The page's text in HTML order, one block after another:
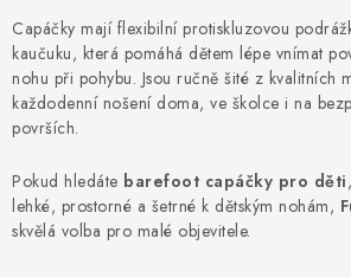
ZNAČKY
Kontakty a kamenná prodejna
Obchodní podmínky
Capáčky mají flexibilní protiskluzovou
kaučuku, která pomáhá dětem lépe vnímat
nohu při pohybu. Jsou ručně šité z kvalitních
každodenní nošení doma, ve školce i na
površích.
Pokud hledáte barefoot capáčky pro děti
lehké, prostorné a šetrné k dětským nohám,
skvělá volba pro malé objevitele.